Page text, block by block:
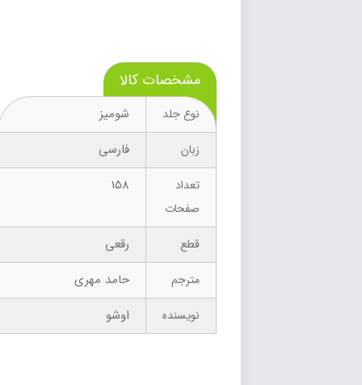
مشخصات کالا
نوع جلد شومیز
حامد مهری
اوشو